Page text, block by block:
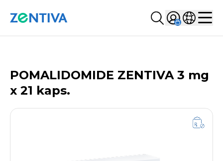
Szukaj...
Sign inWybierz
POMALIDOMIDE ZENTIVA 3 mg
x 21 kaps.